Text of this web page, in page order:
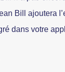
Bill ajoutera
dans votre